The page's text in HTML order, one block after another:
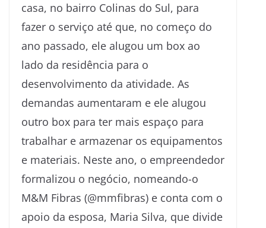
casa, no bairro Colinas do Sul, para
fazer o serviço até que, no começo do
ano passado, ele alugou um box ao
lado da residência para o
desenvolvimento da atividade. As
demandas aumentaram e ele alugou
outro box para ter mais espaço para
trabalhar e armazenar os equipamentos
e materiais. Neste ano, o empreendedor
formalizou o negócio, nomeando-o
M&M Fibras (@mmfibras) e conta com o
apoio da esposa, Maria Silva, que divide